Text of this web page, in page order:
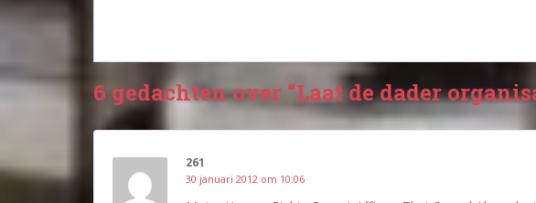
6 gedachten over “Laat de dader
261
30 januari 2012 om 10:06